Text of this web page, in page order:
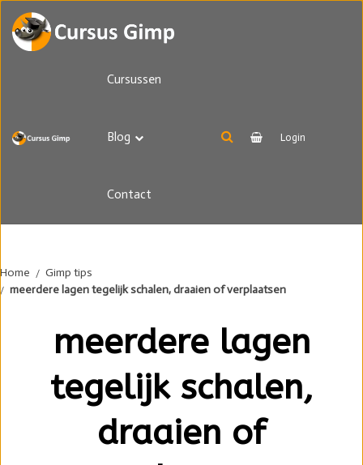
Cursussen
Blog
Contact
Login
Home
Gimp tips
meerdere lagen tegelijk schalen, draaien of verplaatsen
meerdere lagen
tegelijk schalen,
draaien of